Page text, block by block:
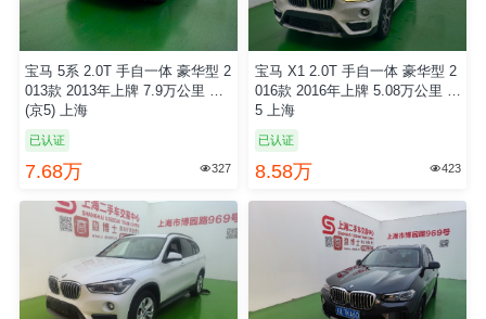
宝马 5系 2.0T 手自一体 豪华型 2
013款 2013年上牌 7.9万公里 国4
(京5) 上海
已认证
7.68万 327
宝马 X1 2.0T 手自一体 豪华型 2
016款 2016年上牌 5.08万公里 国
5 上海
已认证
8.58万 423